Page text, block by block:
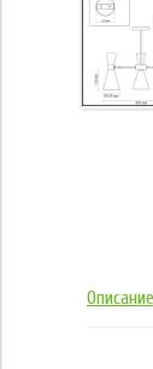
Описание